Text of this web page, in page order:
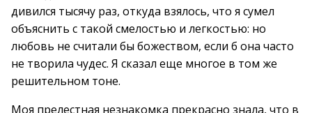
дивился тысячу раз, откуда взялось, что я сумел
объяснить с такой смелостью и легкостью: но
любовь не считали бы божеством, если б она часто
не творила чудес. Я сказал еще многое в том же
решительном тоне.
Моя прелестная незнакомка прекрасно знала, что в